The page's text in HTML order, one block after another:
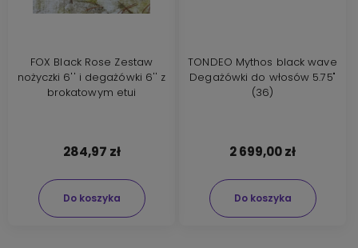
FOX Black Rose Zestaw
nożyczki 6'' i degażówki 6'' z
brokatowym etui
284,97 zł
Do koszyka
TONDEO Mythos black wave
Degażówki do włosów 5.75"
(36)
2 699,00 zł
Do koszyka